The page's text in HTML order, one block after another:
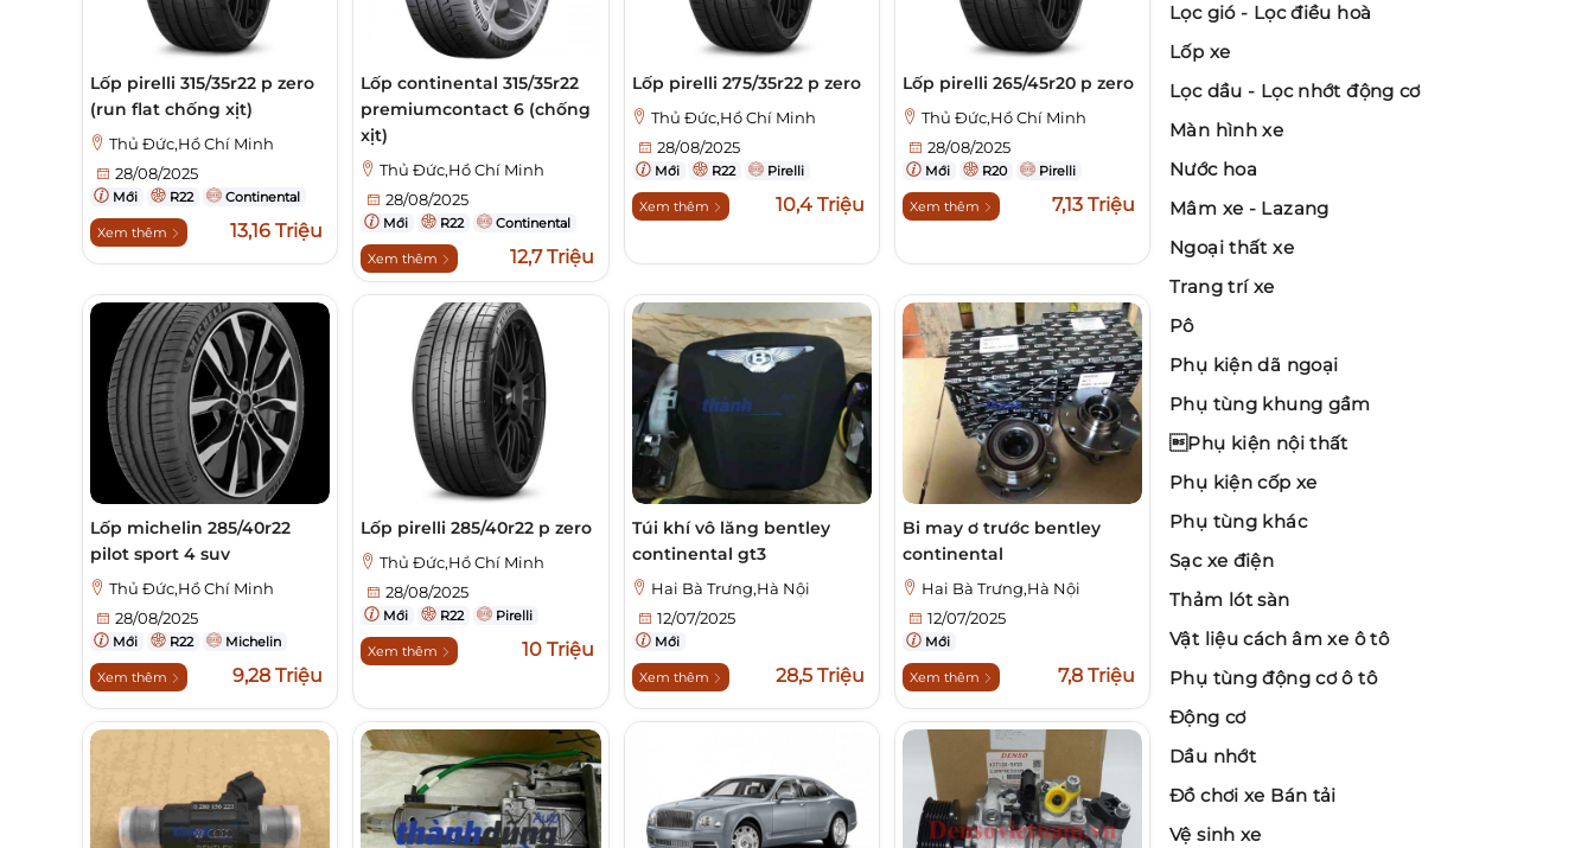
Lốp pirelli 315/35r22 p zero
(run flat chống xịt)
Thủ Đức,Hồ Chí Minh
28/08/2025
Mới R22 Continental
Xem thêm 13,16 Triệu
Lốp continental 315/35r22
premiumcontact 6 (chống
xịt)
Thủ Đức,Hồ Chí Minh
28/08/2025
Mới R22 Continental
Xem thêm 12,7 Triệu
Lốp pirelli 275/35r22 p zero
Thủ Đức,Hồ Chí Minh
28/08/2025
Mới R22 Pirelli
Xem thêm 10,4 Triệu
Lốp pirelli 265/45r20 p zero
Thủ Đức,Hồ Chí Minh
28/08/2025
Mới R20 Pirelli
Xem thêm 7,13 Triệu
Lốp michelin 285/40r22
pilot sport 4 suv
Thủ Đức,Hồ Chí Minh
28/08/2025
Mới R22 Michelin
Xem thêm 9,28 Triệu
Lốp pirelli 285/40r22 p zero
Thủ Đức,Hồ Chí Minh
28/08/2025
Mới R22 Pirelli
Xem thêm 10 Triệu
Túi khí vô lăng bentley
continental gt3
Hai Bà Trưng,Hà Nội
12/07/2025
Mới
Xem thêm 28,5 Triệu
Bi may ơ trước bentley
continental
Hai Bà Trưng,Hà Nội
12/07/2025
Mới
Xem thêm 7,8 Triệu
Lọc gió - Lọc điều hoà
Lốp xe
Lọc dầu - Lọc nhớt động cơ
Màn hình xe
Nước hoa
Mâm xe - Lazang
Ngoại thất xe
Trang trí xe
Pô
Phụ kiện dã ngoại
Phụ tùng khung gầm
Phụ kiện nội thất
Phụ kiện cốp xe
Phụ tùng khác
Sạc xe điện
Thảm lót sàn
Vật liệu cách âm xe ô tô
Phụ tùng động cơ ô tô
Động cơ
Dầu nhớt
Đồ chơi xe Bán tải
Vệ sinh xe